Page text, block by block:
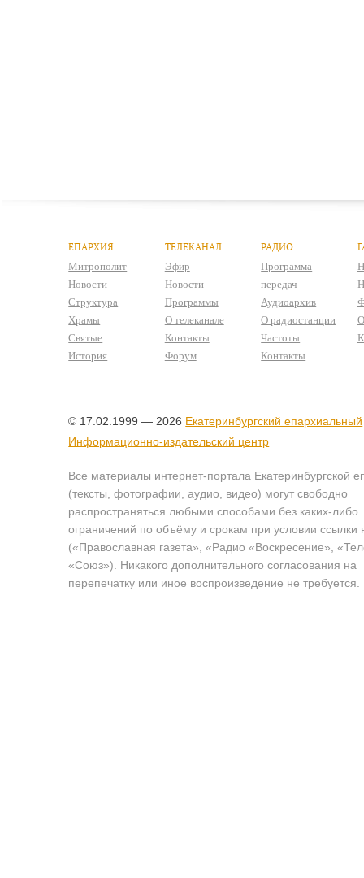
ЕПАРХИЯ
Митрополит
Новости
Структура
Храмы
Святые
История
ТЕЛЕКАНАЛ
Эфир
Новости
Программы
О телеканале
Контакты
Форум
РАДИО
Программа
передач
Аудиоархив
О радиостанции
Частоты
Контакты
© 17.02.1999 — 2026 Екатеринбургский епархиальный
Информационно-издательский центр
Все материалы интернет-портала Екатеринбургской
(тексты, фотографии, аудио, видео) могут свободно
распространяться любыми способами без каких-либо
ограничений по объёму и срокам при условии ссылки
(«Православная газета», «Радио «Воскресение»,
«Союз»). Никакого дополнительного согласования на
перепечатку или иное воспроизведение не требуется.